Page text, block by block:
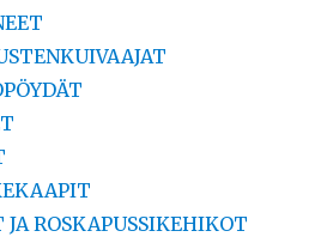
JA ROSKAPUSSIKEHIKOT